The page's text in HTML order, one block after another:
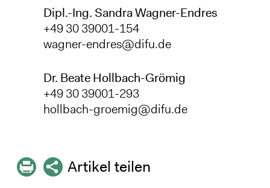
Dipl.-Ing. Sandra Wagner-Endres
+49 30 39001-154
wagner-endres@difu.de
Dr. Beate Hollbach-Grömig
+49 30 39001-293
hollbach-groemig@difu.de
Artikel teilen